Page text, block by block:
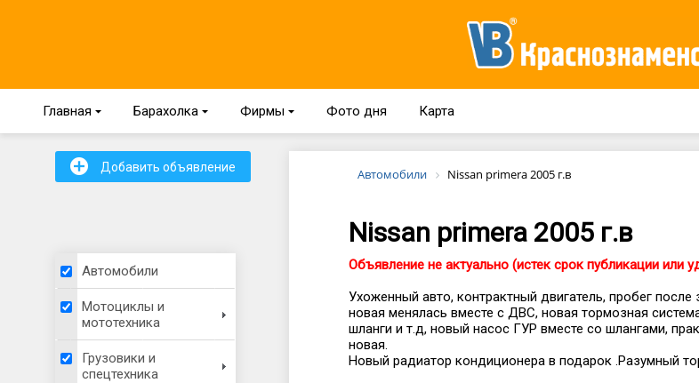
Главная { Барахолка { Фирмы { Фото дня Карта
+ Добавить объявление
Автомобили
Мотоциклы и
мототехника
Грузовики и
спецтехника
Автомобили Nissan primera 2005 г.в
Nissan primera 2005 г.в
Объявление не актуально (истек срок публикации или
Ухоженный авто, контрактный двигатель, пробег
новая менялась вместе с ДВС, новая тормозная
шланги и т.д, новый насос ГУР вместе со шлангами,
новая.
Новый радиатор кондиционера в подарок .Разумный